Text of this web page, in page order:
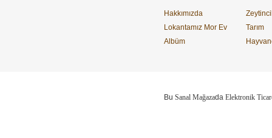
Hakkımızda
Lokantamız Mor Ev
Albüm
Tarım
BuSanal MağazadaElektronik